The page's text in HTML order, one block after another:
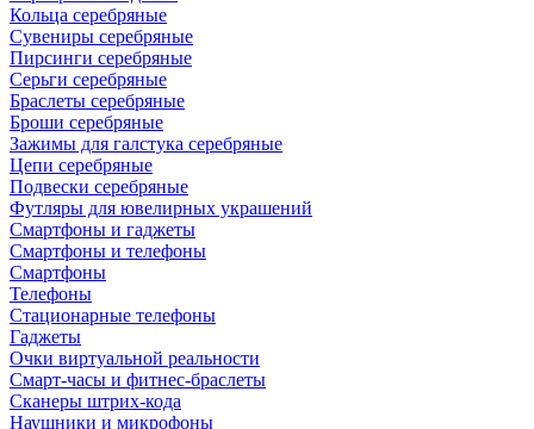
Кольца серебряные
Сувениры серебряные
Пирсинги серебряные
Серьги серебряные
Браслеты серебряные
Броши серебряные
Зажимы для галстука серебряные
Цепи серебряные
Подвески серебряные
Футляры для ювелирных украшений
Смартфоны и гаджеты
Смартфоны и телефоны
Смартфоны
Телефоны
Стационарные телефоны
Гаджеты
Очки виртуальной реальности
Смарт-часы и фитнес-браслеты
Сканеры штрих-кода
Наушники и микрофоны